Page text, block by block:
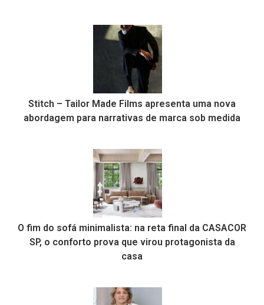
Stitch – Tailor Made Films apresenta uma nova
abordagem para narrativas de marca sob medida
O fim do sofá minimalista: na reta final da CASACOR
SP, o conforto prova que virou protagonista da
casa